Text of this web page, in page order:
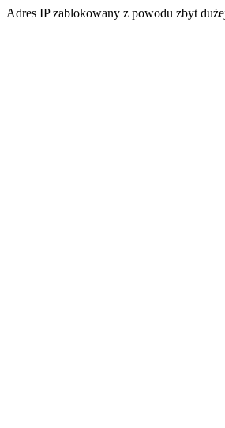
Adres IP zablokowany z powodu zbyt